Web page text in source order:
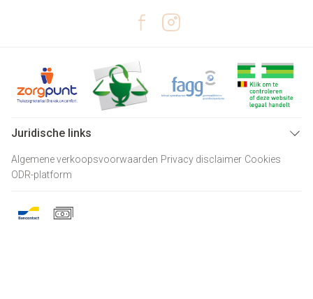
Juridische links
Algemene verkoopsvoorwaarden Privacy disclaimer Cookies
ODR-platform